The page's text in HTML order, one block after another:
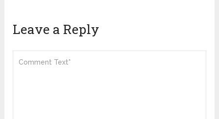
Leave a Reply